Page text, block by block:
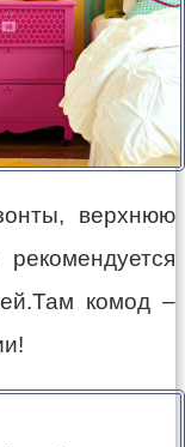
верхнюю
комод –